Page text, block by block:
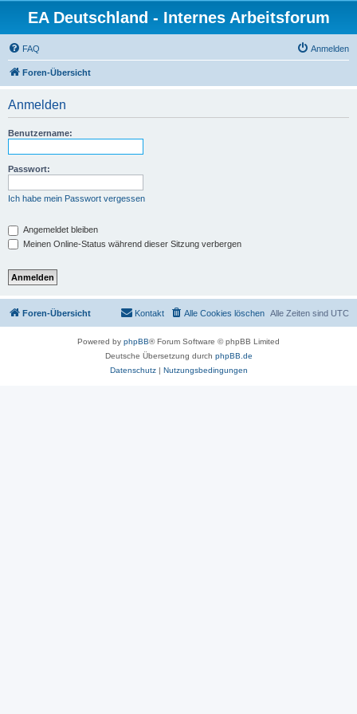
EA Deutschland - Internes Arbeitsforum
FAQ Anmelden
Foren-Übersicht
Anmelden
Benutzername:
Passwort:
Ich habe mein Passwort vergessen
Angemeldet bleiben
Meinen Online-Status während dieser Sitzung verbergen
Foren-Übersicht Alle Zeiten sind UTC
Alle Cookies löschen
Kontakt
Powered by phpBB® Forum Software © phpBB Limited
Deutsche Übersetzung durch phpBB.de
Datenschutz| Nutzungsbedingungen